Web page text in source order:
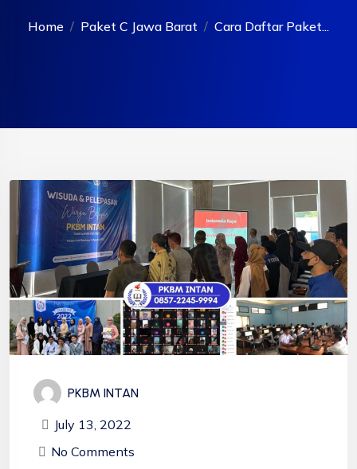
Home Paket C Jawa Barat Cara Daftar Paket...
PKBM INTAN
July 13, 2022
No Comments